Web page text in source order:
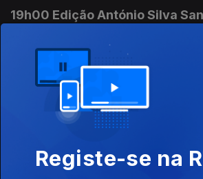
19h00 Edição António Silva
18h00 Edição Cristina
06 ago. 2026
17h00 Edição Cristina
Registe-se na